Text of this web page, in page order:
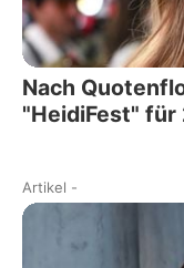
Nach
"HeidiFest" für
Artikel -